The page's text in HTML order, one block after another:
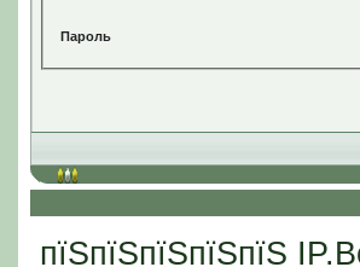
Пароль
пїЅпїЅпїЅпїЅпїЅ